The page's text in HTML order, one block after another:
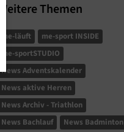
Weitere Themen
me-läuft
me-sport INSIDE
me-sportSTUDIO
News Adventskalender
News aktive Herren
News Archiv - Triathlon
News Bachlauf
News Badminton